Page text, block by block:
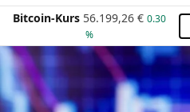
Bitcoin-Kurs 56.199,26 € 0.30
%